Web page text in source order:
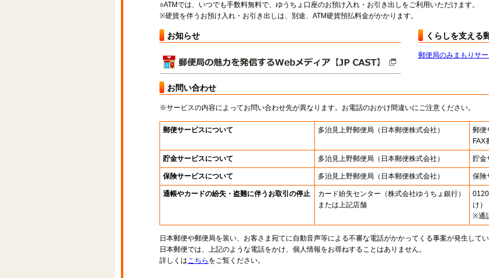
○ATMでは、いつでも手数料無料で、ゆうちょ口座のお預け入れ・お引き出しをご利用いただけます。
※硬貨を伴うお預け入れ・お引き出しは、別途、ATM硬貨預払料金がかかります。
お知らせ くらしを支える
郵便局のみまもりサ
お問い合わせ
※サービスの内容によってお問い合わせ先が異なります。お電話のおかけ間違いにご注意ください。
郵便サービスについて 多治見上野郵便局 （日本郵便株式会社） 郵便
FAX
貯金サービスについて 多治見上野郵便局 （日本郵便株式会社） 貯金
保険サービスについて 多治見上野郵便局 （日本郵便株式会社） 保険
通帳やカードの紛失・盗難に伴うお取引の停止 カード紛失センター （株式会社ゆうちょ銀行）
または上記店舗
け）
※通
日本郵便や郵便局を装い、お客さま宛てに自動音声等による不審な電話がかかってくる事案が発生してい
日本郵便では、上記のような電話をかけ、個人情報をお尋ねすることはありません。
詳しくはこちら をご覧ください。